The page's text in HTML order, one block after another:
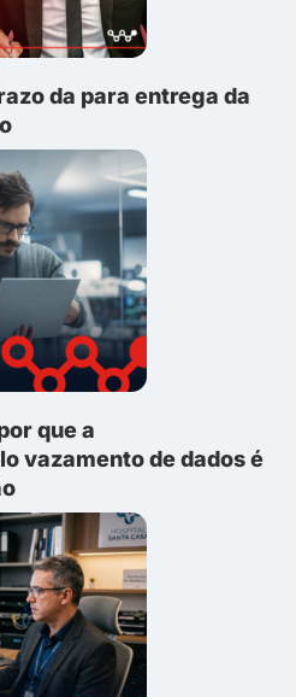
da para entrega da
que a
vazamento de dados é